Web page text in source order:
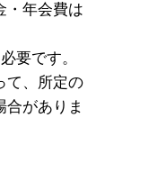
・年会費は
要です。
て、所定の
合がありま